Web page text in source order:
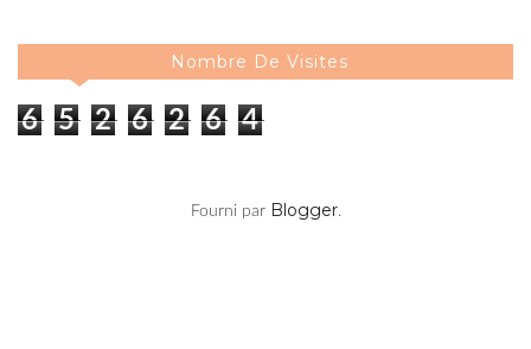
Nombre De Visites
6 5 2 6 2 6 4
Fourni par Blogger.